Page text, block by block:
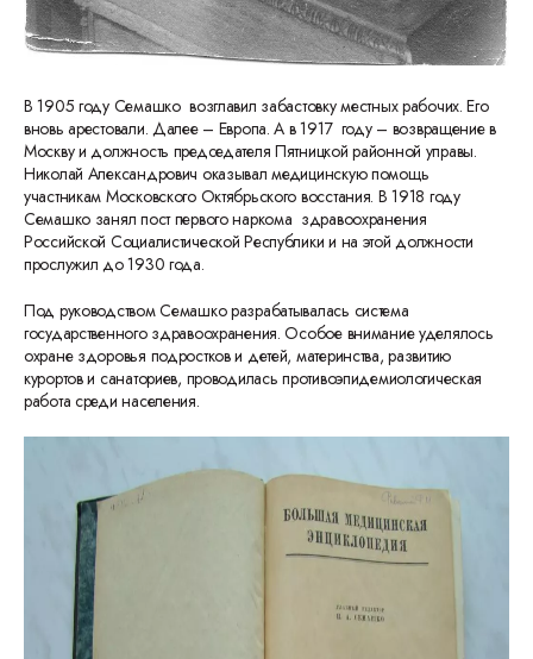
В 1905 году Семашко возглавил забастовку местных рабочих. Его
вновь арестовали. Далее – Европа. А в 1917 году – возвращение в
Москву и должность председателя Пятницкой районной управы.
Николай Александрович оказывал медицинскую помощь
участникам Московского Октябрьского восстания. В 1918 году
Семашко занял пост первого наркома здравоохранения
Российской Социалистической Республики и на этой должности
прослужил до 1930 года.
Под руководством Семашко разрабатывалась система
государственного здравоохранения. Особое внимание уделялось
охране здоровья подростков и детей, материнства, развитию
курортов и санаториев, проводилась противоэпидемиологическая
работа среди населения.